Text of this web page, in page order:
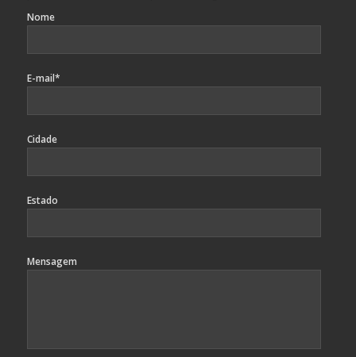
Nome
E-mail*
Cidade
Estado
Mensagem